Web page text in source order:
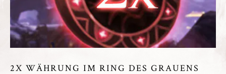
2X WÄHRUNG IM RING DES GRAUENS